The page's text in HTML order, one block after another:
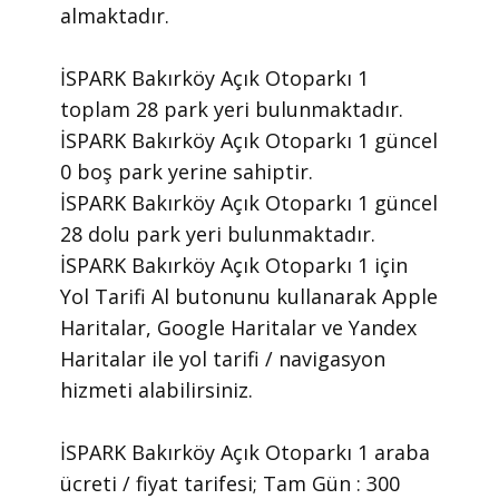
almaktadır.
İSPARK Bakırköy Açık Otoparkı 1
toplam 28 park yeri bulunmaktadır.
İSPARK Bakırköy Açık Otoparkı 1 güncel
0 boş park yerine sahiptir.
İSPARK Bakırköy Açık Otoparkı 1 güncel
28 dolu park yeri bulunmaktadır.
İSPARK Bakırköy Açık Otoparkı 1 için
Yol Tarifi Al butonunu kullanarak Apple
Haritalar, Google Haritalar ve Yandex
Haritalar ile yol tarifi / navigasyon
hizmeti alabilirsiniz.
İSPARK Bakırköy Açık Otoparkı 1 araba
ücreti / fiyat tarifesi; Tam Gün : 300